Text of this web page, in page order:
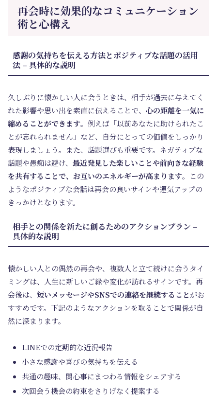
再会時に効果的なコミュニケーション
術と心構え
感謝の気持ちを伝える方法とポジティブな話題の活用
法 – 具体的な説明
久しぶりに懐かしい人に会うときは、相手が過去に与えてく
れた影響や思い出を素直に伝えることで、 心の距離を一気に
縮めることができます。例えば「以前あなたに助けられたこ
とが忘れられません」など、自分にとっての価値をしっかり
表現しましょう。また、話題選びも重要です。ネガティブな
話題や愚痴は避け、 最近発見した楽しいことや前向きな経験
を共有することで、お互いのエネルギーが高まります。この
ようなポジティブな会話は再会の良いサインや運気アップの
きっかけとなります。
相手との関係を新たに創るためのアクションプラン –
具体的な説明
懐かしい人との偶然の再会や、複数人と立て続けに会うタイ
ミングは、人生に新しいご縁や変化が訪れるサインです。再
会後は、 短いメッセージやSNSでの連絡を継続することがお
すすめです。下記のようなアクションを取ることで関係が自
然に深まります。
LINEでの定期的な近況報告
小さな感謝や喜びの気持ちを伝える
共通の趣味、関心事にまつわる情報をシェアする
次回会う機会の約束をさりげなく提案する